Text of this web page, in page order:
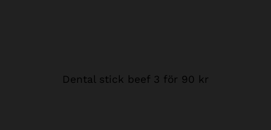
Dental stick beef 3 för 90 kr